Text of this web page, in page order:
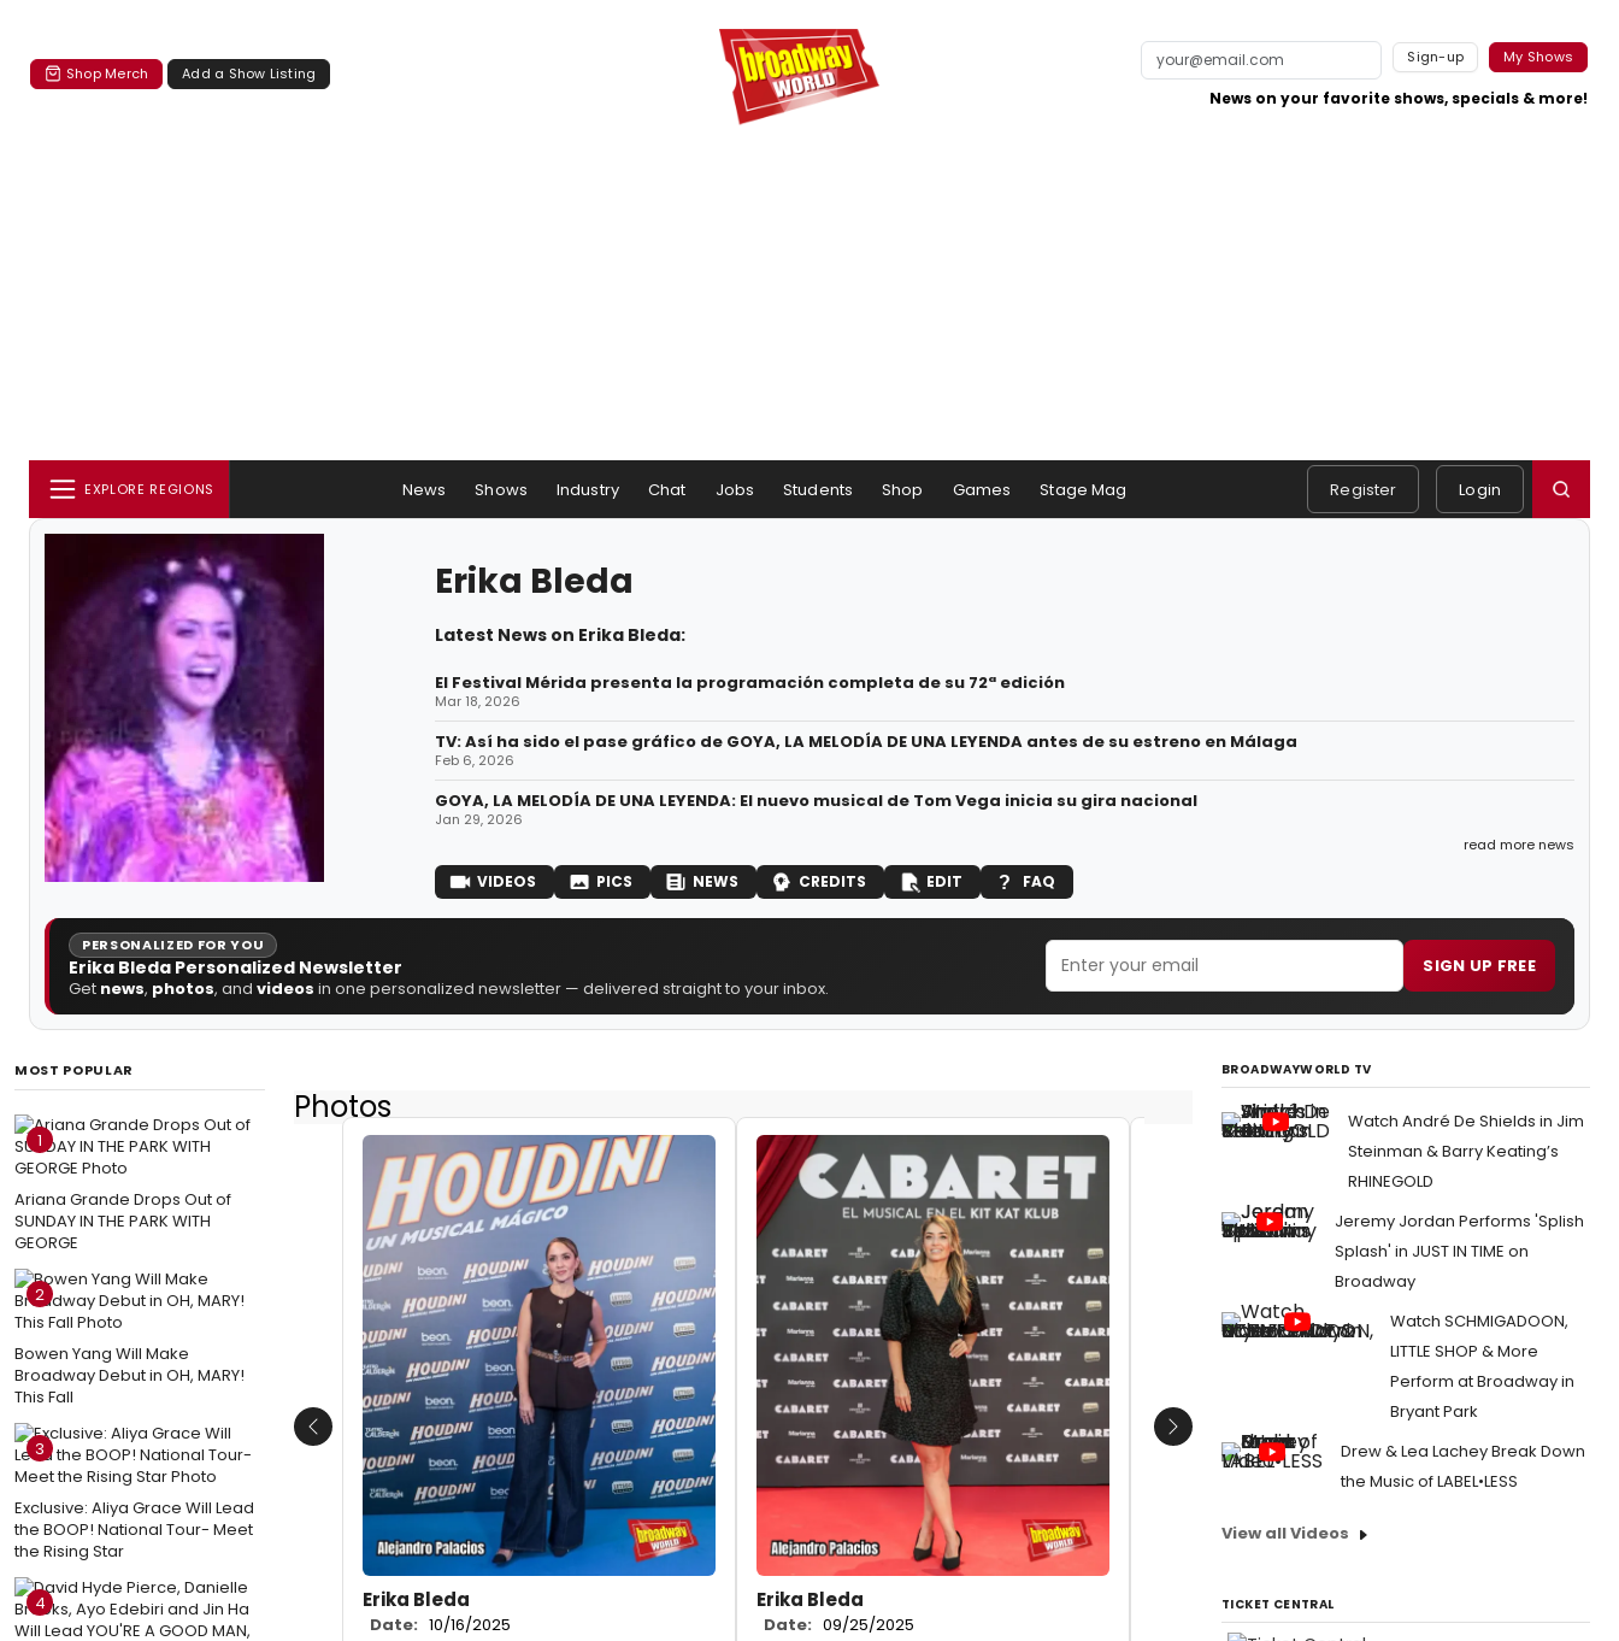
Shop Merch Add a Show Listing
Sign-up My Shows
News on your favorite shows, specials & more!
EXPLORE REGIONS News Shows Industry Chat Jobs Students Shop Games Stage Mag Register Login
Erika Bleda
Latest News on Erika Bleda:
El Festival Mérida presenta la programación completa de su 72ª edición
Mar 18, 2026
TV: Así ha sido el pase gráfico de GOYA, LA MELODÍA DE UNA LEYENDA antes de su estreno en Málaga
Feb 6, 2026
GOYA, LA MELODÍA DE UNA LEYENDA: El nuevo musical de Tom Vega inicia su gira nacional
Jan 29, 2026
read more news
VIDEOS PICS NEWS CREDITS EDIT FAQ
PERSONALIZED FOR YOU
Erika Bleda Personalized Newsletter
Get news, photos, and videos in one personalized newsletter — delivered straight to your inbox.
SIGN UP FREE
MOST POPULAR
1
Ariana Grande Drops Out of
SUNDAY IN THE PARK WITH
GEORGE
2
Bowen Yang Will Make
Broadway Debut in OH, MARY!
This Fall
3
Exclusive: Aliya Grace Will Lead
the BOOP! National Tour- Meet
the Rising Star
4
Photos
Erika Bleda
Date: 10/16/2025
Erika Bleda
Date: 09/25/2025
Erika Bleda y Rubén Yuste
11/21/2024
PHOTOS: Así fue la noche de estreno
de LOS PILARES DE LA TIERRA en el EDP Gran
Andro
From:
Previous Next
BROADWAYWORLD TV
Watch André De Shields in Jim
Steinman & Barry Keating’s
RHINEGOLD
Jeremy Jordan Performs 'Splish
Splash' in JUST IN TIME on
Broadway
Watch SCHMIGADOON,
LITTLE SHOP & More
Perform at Broadway in
Bryant Park
Drew & Lea Lachey Break Down
the Music of LABEL•LESS
View all Videos
TICKET CENTRAL